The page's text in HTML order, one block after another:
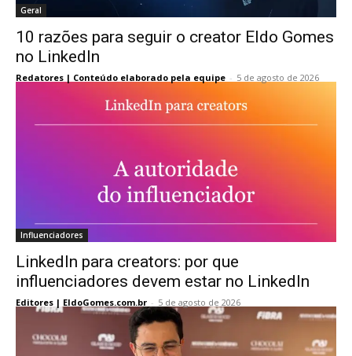
Geral
10 razões para seguir o creator Eldo Gomes
no LinkedIn
Redatores | Conteúdo elaborado pela equipe - 5 de agosto de 2026
Influenciadores
LinkedIn para creators: por que
influenciadores devem estar no LinkedIn
Editores | EldoGomes.com.br - 5 de agosto de 2026